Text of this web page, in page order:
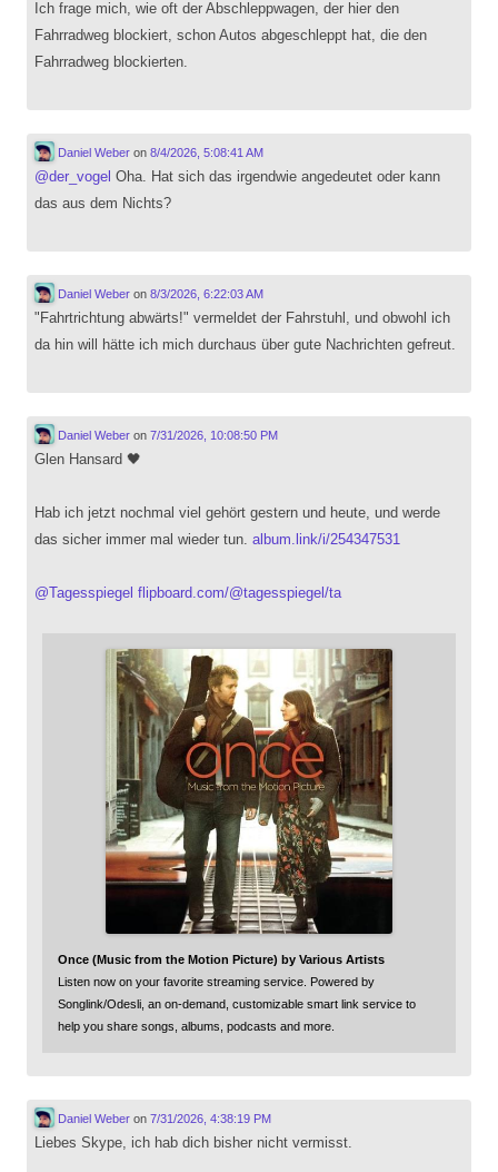
Ich frage mich, wie oft der Abschleppwagen, der hier den
Fahrradweg blockiert, schon Autos abgeschleppt hat, die den
Fahrradweg blockierten.
Daniel Weberon 8/4/2026, 5:08:41 AM
@der_vogel Oha. Hat sich das irgendwie angedeutet oder kann
das aus dem Nichts?
Daniel Weberon 8/3/2026, 6:22:03 AM
"Fahrtrichtung abwärts!" vermeldet der Fahrstuhl, und obwohl ich
da hin will hätte ich mich durchaus über gute Nachrichten gefreut.
Daniel Weberon 7/31/2026, 10:08:50 PM
Glen Hansard 🖤
Hab ich jetzt nochmal viel gehört gestern und heute, und werde
das sicher immer mal wieder tun. album.link/i/254347531
@Tagesspiegel flipboard.com/@tagesspiegel/ta
Once (Music from the Motion Picture) by Various Artists
Listen now on your favorite streaming service. Powered by
Songlink/Odesli, an on-demand, customizable smart link service to
help you share songs, albums, podcasts and more.
Daniel Weberon 7/31/2026, 4:38:19 PM
Liebes Skype, ich hab dich bisher nicht vermisst.